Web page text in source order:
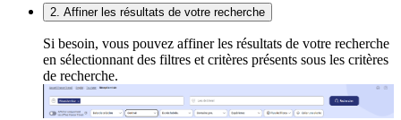
2. Affiner les résultats de votre recherche
Si besoin, vous pouvez affiner les résultats de votre recherche
en sélectionnant des filtres et critères présents sous les critères
de recherche.